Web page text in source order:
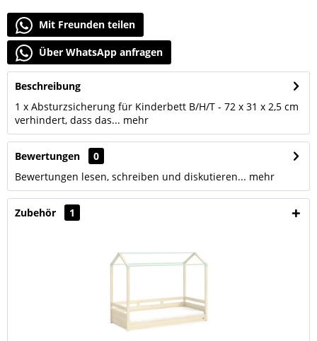
Mit Freunden teilen
Über WhatsApp anfragen
Beschreibung
1 x Absturzsicherung für Kinderbett B/H/T - 72 x 31 x 2,5 cm
verhindert, dass das... mehr
Bewertungen
0
Bewertungen lesen, schreiben und diskutieren... mehr
Zubehör 1